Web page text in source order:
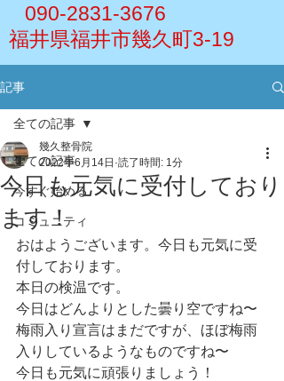
090-2831-3676
福井県福井市幾久町3-19
記事
全ての記事
今すぐ始める
コミュニティ
全ての記事
今日も元気に受付しており
ます！
幾久整骨院
2022年6月14日 読了時間: 1分
おはようございます。今日も元気に受
付しております。
本日の検温です。
今日はどんよりとした曇り空ですね〜
梅雨入り宣言はまだですが、ほぼ梅雨
入りしているようなものですね〜
今日も元気に頑張りましょう！